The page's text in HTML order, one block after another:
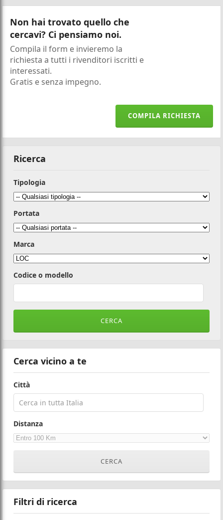
Non hai trovato quello che
cercavi? Ci pensiamo noi.
Compila il form e invieremo la
richiesta a tutti i rivenditori iscritti e
interessati.
Gratis e senza impegno.
COMPILA RICHIESTA
Ricerca
Tipologia
Portata
Marca
Codice o modello
Cerca vicino a te
Città
Distanza
Filtri di ricerca